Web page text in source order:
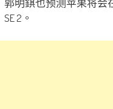
郭明錤也预测苹果将会
SE 2。